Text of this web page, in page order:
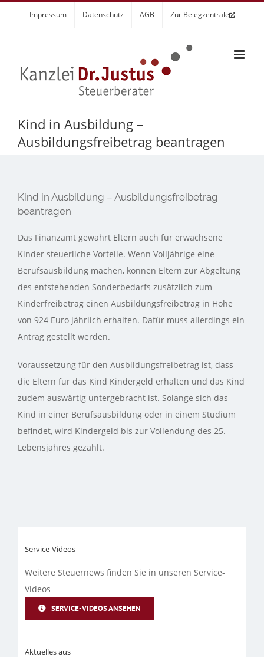
Impressum Datenschutz AGB Zur Belegzentrale
Kind in Ausbildung –
Ausbildungsfreibetrag beantragen
Kind in Ausbildung – Ausbildungsfreibetrag
beantragen
Das Finanzamt gewährt Eltern auch für erwachsene
Kinder steuerliche Vorteile. Wenn Volljährige eine
Berufsausbildung machen, können Eltern zur Abgeltung
des entstehenden Sonderbedarfs zusätzlich zum
Kinderfreibetrag einen Ausbildungsfreibetrag in Höhe
von 924 Euro jährlich erhalten. Dafür muss allerdings ein
Antrag gestellt werden.
Voraussetzung für den Ausbildungsfreibetrag ist, dass
die Eltern für das Kind Kindergeld erhalten und das Kind
zudem auswärtig untergebracht ist. Solange sich das
Kind in einer Berufsausbildung oder in einem Studium
befindet, wird Kindergeld bis zur Vollendung des 25.
Lebensjahres gezahlt.
Service-Videos
Weitere Steuernews finden Sie in unseren Service-
Videos
SERVICE-VIDEOS ANSEHEN
Aktuelles aus